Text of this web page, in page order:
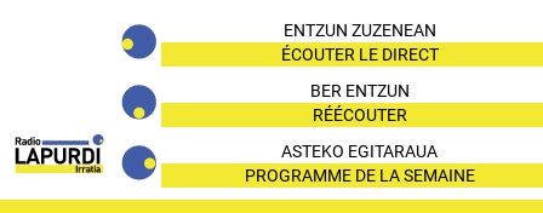
ENTZUN ZUZENEAN
ÉCOUTER LE DIRECT
BER ENTZUN
RÉÉCOUTER
ASTEKO EGITARAUA
PROGRAMME DE LA SEMAINE